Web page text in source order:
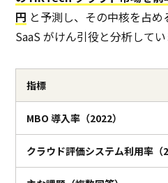
円 と予測し、その中核を占
SaaS がけん引役と分析してい
指標
MBO 導入率（2022）
クラウド評価システム利用率（